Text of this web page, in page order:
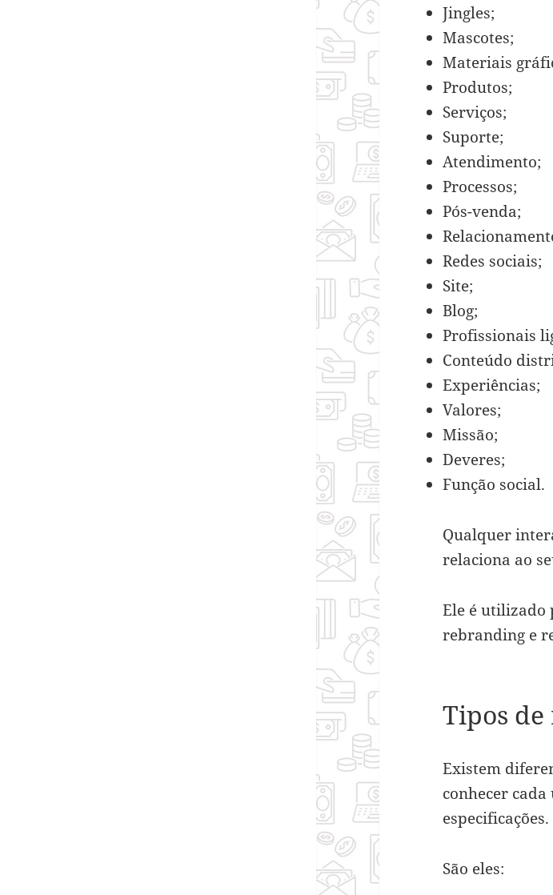
Jingles;
Mascotes;
Materiais
Produtos;
Serviços;
Suporte;
Atendimento;
Processos;
Pós-venda;
Redes sociais;
Site;
Blog;
Profissionais
Conteúdo
Experiências;
Valores;
Missão;
Deveres;
Função social.
Qualquer
relaciona ao
Ele é utilizado
rebranding e
Tipos
Existem
conhecer
especificações.
São eles: